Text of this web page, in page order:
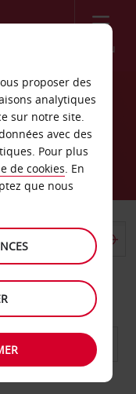
Menu
Le
retour
RETOUR
proposer des
analytiques
sur notre site.
avec des
Pour plus
de cookies. En
que nous